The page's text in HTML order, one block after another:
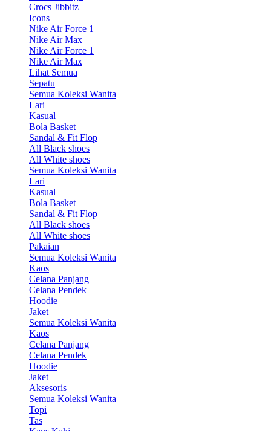
Crocs Jibbitz
Icons
Nike Air Force 1
Nike Air Max
Nike Air Force 1
Nike Air Max
Lihat Semua
Sepatu
Semua Koleksi Wanita
Lari
Kasual
Bola Basket
Sandal & Fit Flop
All Black shoes
All White shoes
Semua Koleksi Wanita
Lari
Kasual
Bola Basket
Sandal & Fit Flop
All Black shoes
All White shoes
Pakaian
Semua Koleksi Wanita
Kaos
Celana Panjang
Celana Pendek
Hoodie
Jaket
Semua Koleksi Wanita
Kaos
Celana Panjang
Celana Pendek
Hoodie
Jaket
Aksesoris
Semua Koleksi Wanita
Topi
Tas